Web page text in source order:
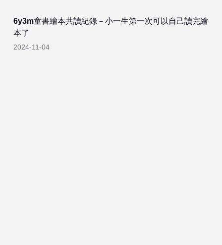
6y3m童書繪本共讀紀錄－小一生第一次可以自己讀完繪
本了
2024-11-04